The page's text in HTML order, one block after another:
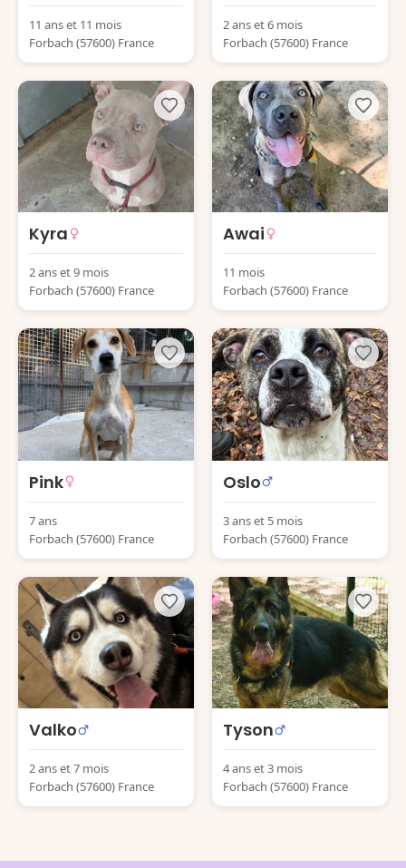
11 ans et 11 mois
Forbach (57600) France
2 ans et 6 mois
Forbach (57600) France
Kyra
2 ans et 9 mois
Forbach (57600) France
Awai
11 mois
Forbach (57600) France
Pink
7 ans
Forbach (57600) France
Oslo
3 ans et 5 mois
Forbach (57600) France
Valko
2 ans et 7 mois
Forbach (57600) France
Tyson
4 ans et 3 mois
Forbach (57600) France